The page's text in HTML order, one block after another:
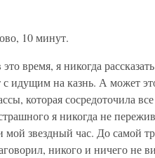
10 минут.
время, я никогда
с идущим на казнь. А может
которая сосредоточила
я никогда не
звездный час. До самой
никого и ничего не